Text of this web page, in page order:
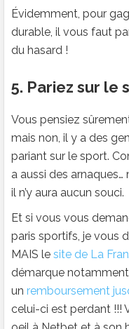
Évidemment, pour
durable, il vous faut
du hasard !
5. Pariez sur le
Vous pensiez
mais non, il y a des
pariant sur le sport.
a aussi des
il n’y aura aucun souci.
Et si vous vous
paris sportifs, je vous
MAIS le site de La
démarque
un remboursement
celui-ci est perdant !!!